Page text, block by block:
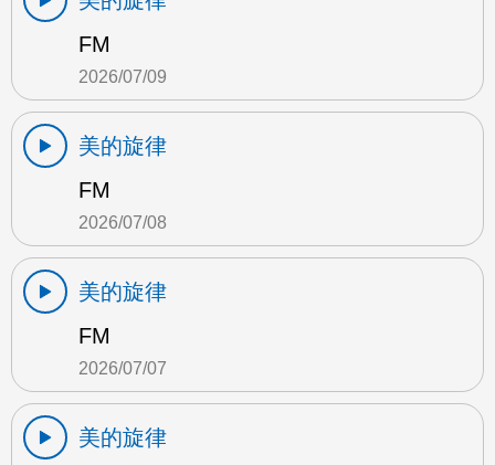
FM
2026/07/09
美的旋律
FM
2026/07/08
美的旋律
FM
2026/07/07
美的旋律